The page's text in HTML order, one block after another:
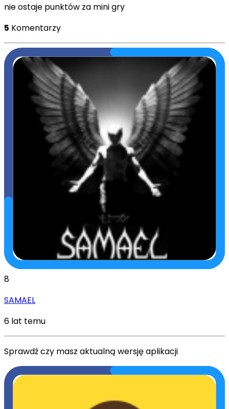
nie ostaje punktów za mini gry
5 Komentarzy
8
SAMAEL
6 lat temu
Sprawdź czy masz aktualną wersję aplikacji